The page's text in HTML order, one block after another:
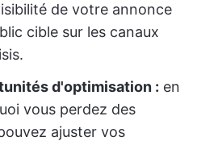
de votre annonce
cible sur les canaux
d'optimisation : en
vous perdez des
ajuster vos